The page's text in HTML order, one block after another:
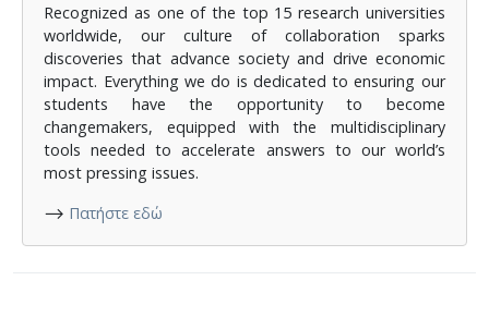
Recognized as one of the top 15 research universities
worldwide, our culture of collaboration sparks
discoveries that advance society and drive economic
impact. Everything we do is dedicated to ensuring our
students have the opportunity to become
changemakers, equipped with the multidisciplinary
tools needed to accelerate answers to our world’s
most pressing issues.
⟶ Πατήστε εδώ